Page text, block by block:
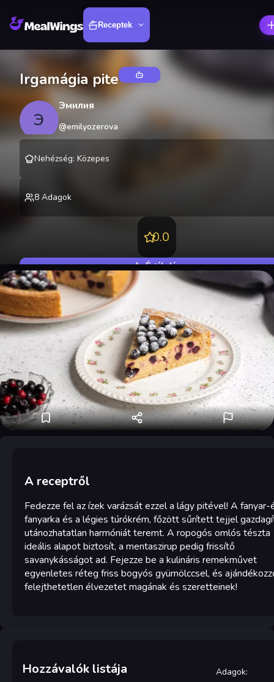
Receptek
Irgamágia pite
Э
Эмилия
@emilyozerova
Nehézség: Közepes
8 Adagok
0.0
Értékelés
A receptről
Fedezze fel az ízek varázsát ezzel a lágy pitével! A fanyar-
fanyarka és a légies túrókrém, főzött sűrített tejjel
utánozhatatlan harmóniát teremt. A ropogós omlós tészta
ideális alapot biztosít, a mentaszirup pedig frissítő
savanykásságot ad. Fejezze be a kulináris remekművet
egyenletes réteg friss bogyós gyümölccsel, és
felejthetetlen élvezetet magának és szeretteinek!
Hozzávalók listája Adagok: